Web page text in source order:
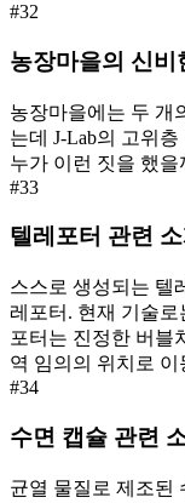
#32
농장마을의 신비
농장마을에는 두 개
는데 J-Lab의 고위
누가 이런 짓을 했을
#33
텔레포터 관련 소
스스로 생성되는 텔
레포터. 현재 기술로
포터는 진정한 버블
역 임의의 위치로 이
#34
수면 캡슐 관련
균열 물질로 제조된